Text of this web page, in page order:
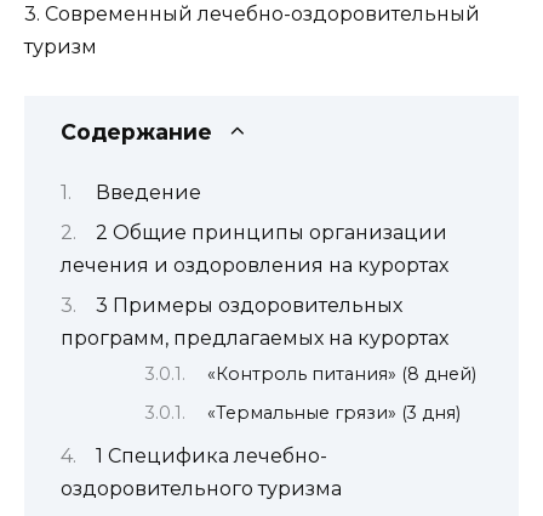
3. Современный лечебно-оздоровительный
туризм
Содержание
Введение
2 Общие принципы организации
лечения и оздоровления на курортах
3 Примеры оздоровительных
программ, предлагаемых на курортах
«Контроль питания» (8 дней)
«Термальные грязи» (3 дня)
1 Специфика лечебно-
оздоровительного туризма